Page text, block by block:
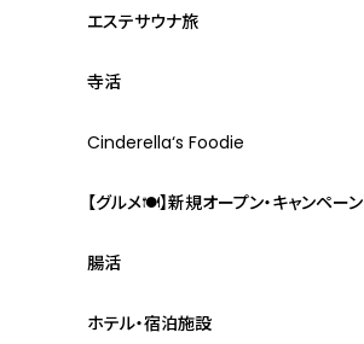
エステサウナ旅
寺活
Cinderella‘s Foodie
【グルメ🍽】新規オープン・キャンペーン
腸活
ホテル・宿泊施設